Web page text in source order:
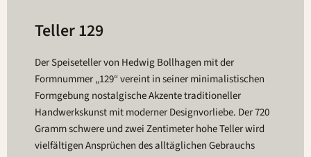
Teller 129
Der Speiseteller von Hedwig Bollhagen mit der
Formnummer „129“ vereint in seiner minimalistischen
Formgebung nostalgische Akzente traditioneller
Handwerkskunst mit moderner Designvorliebe. Der 720
Gramm schwere und zwei Zentimeter hohe Teller wird
vielfältigen Ansprüchen des alltäglichen Gebrauchs